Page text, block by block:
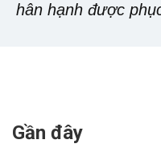
hân hạnh được
Gần đây